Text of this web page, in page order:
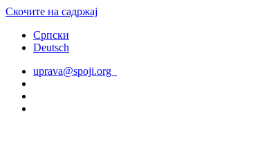
Скочите на садржај
Српски
Deutsch
uprava@spoji.org